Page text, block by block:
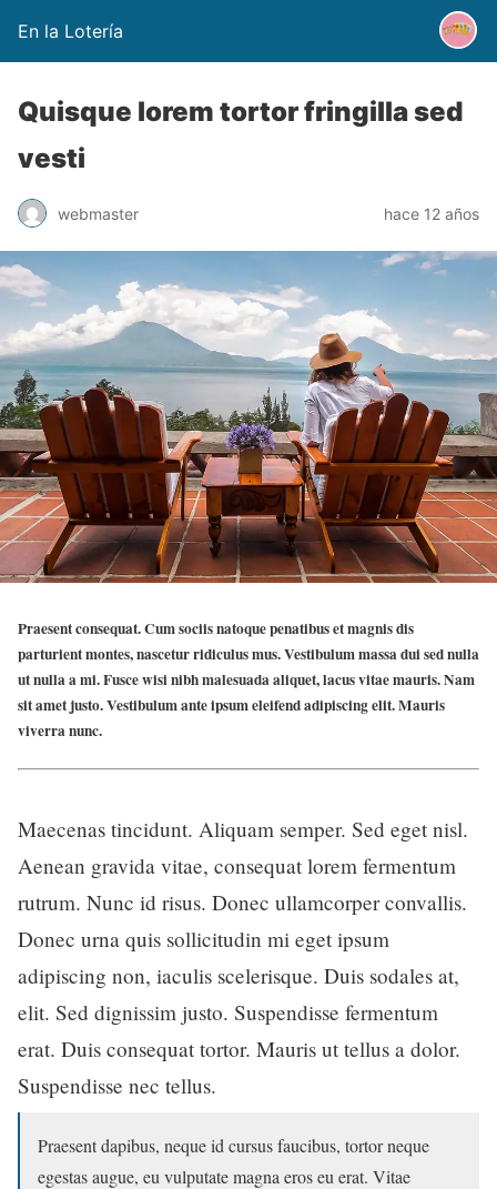
En la Lotería
Quisque lorem tortor fringilla sed
vesti
webmaster hace 12 años
Praesent consequat. Cum sociis natoque penatibus et magnis dis
parturient montes, nascetur ridiculus mus. Vestibulum massa dui sed nulla
ut nulla a mi. Fusce wisi nibh malesuada aliquet, lacus vitae mauris. Nam
sit amet justo. Vestibulum ante ipsum eleifend adipiscing elit. Mauris
viverra nunc.
Maecenas tincidunt. Aliquam semper. Sed eget nisl.
Aenean gravida vitae, consequat lorem fermentum
rutrum. Nunc id risus. Donec ullamcorper convallis.
Donec urna quis sollicitudin mi eget ipsum
adipiscing non, iaculis scelerisque. Duis sodales at,
elit. Sed dignissim justo. Suspendisse fermentum
erat. Duis consequat tortor. Mauris ut tellus a dolor.
Suspendisse nec tellus.
Praesent dapibus, neque id cursus faucibus, tortor neque
egestas augue, eu vulputate magna eros eu erat. Vitae